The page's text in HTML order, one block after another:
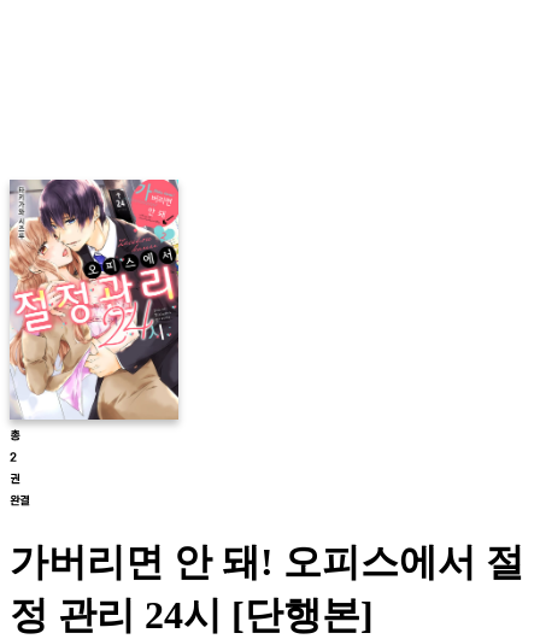
가버리면 안 돼! 오피스에서 절
정 관리 24시 [단행본]